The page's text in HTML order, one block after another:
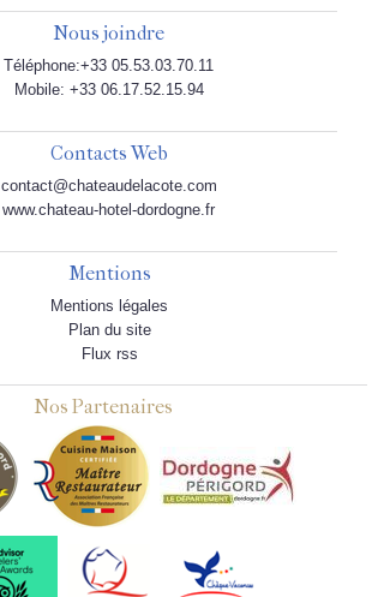
Nous joindre
Téléphone:+33 05.53.03.70.11
Mobile: +33 06.17.52.15.94
Contacts Web
contact@chateaudelacote.com
www.chateau-hotel-dordogne.fr
Mentions
Mentions légales
Plan du site
Flux rss
Nos Partenaires